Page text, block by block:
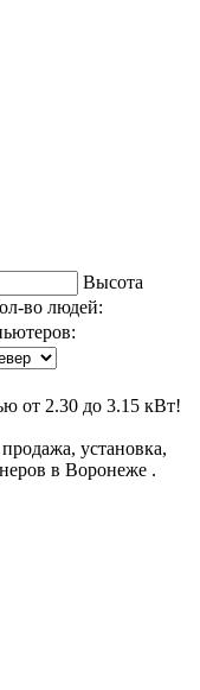
Высота
во людей:
от 2.30 до 3.15 кВт!
установка,
в Воронеже .